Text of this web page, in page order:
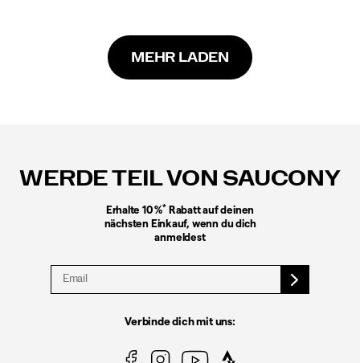
MEHR LADEN
WERDE TEIL VON SAUCONY
Erhalte 10 %* Rabatt auf deinen
nächsten Einkauf, wenn du dich
anmeldest
Verbinde dich mit uns: